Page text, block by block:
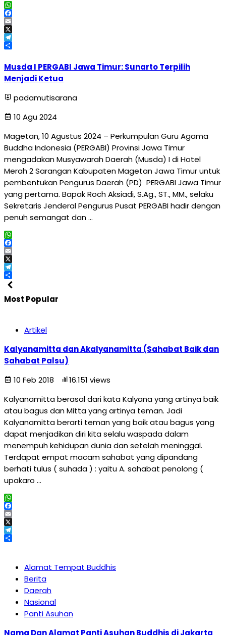
WhatsApp
Facebook
Email
X
Telegram
Musda I PERGABI Jawa Timur: Sunarto Terpilih
Menjadi Ketua
padamutisarana
10 Agu 2024
Magetan, 10 Agustus 2024 – Perkumpulan Guru Agama
Buddha Indonesia (PERGABI) Provinsi Jawa Timur
mengadakan Musyawarah Daerah (Musda) I di Hotel
Merah 2 Sarangan Kabupaten Magetan Jawa Timur untuk
pembentukan Pengurus Daerah (PD) PERGABI Jawa Timur
yang pertama. Bapak Roch Aksiadi, S.Ag., ST., MM., selaku
Sekretaris Jenderal Pengurus Pusat PERGABI hadir dengan
penuh semangat dan …
WhatsApp
Facebook
Email
X
Telegram
Share
Most Popular
Artikel
Kalyanamitta dan Akalyanamitta (Sahabat Baik dan
Sahabat Palsu)
10 Feb 2018
16.151 views
Kalyanamitta berasal dari kata Kalyana yang artinya baik
atau bagus dan Mitta yang artinya teman. Jadi
Kalyanamitta berarti teman yang baik atau bagus yang
dapat menjadikan diri kita selalu waspada dalam
menempuh kehidupan dunia dan setelah meninggal.
Terdapat empat macam sahabat yang dipandang
berhati tulus ( suhada ) : yaitu A. sahabat penolong (
upakaro …
WhatsApp
Facebook
Email
X
Telegram
Alamat Tempat Buddhis
Berita
Daerah
Nasional
Panti Asuhan
Nama Dan Alamat Panti Asuhan Buddhis di Jakarta